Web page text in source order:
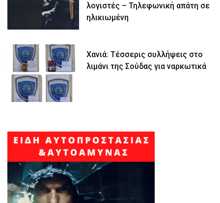
λογιστές – Τηλεφωνική απάτη σε
ηλικιωμένη
Χανιά: Τέσσερις συλλήψεις στο
λιμάνι της Σούδας για ναρκωτικά